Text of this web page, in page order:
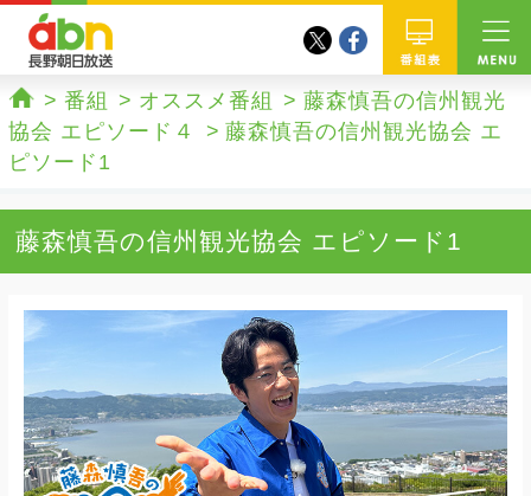
番組
twitterfacebook
ホーム
番組 オススメ番組
藤森慎吾の信州観光
協会 エピソード４
藤森慎吾の信州観光協会 エ
ピソード1
藤森慎吾の信州観光協会 エピソード1